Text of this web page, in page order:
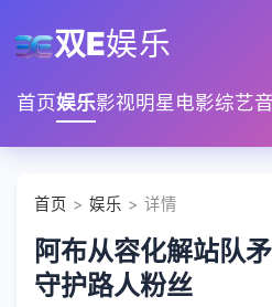
双E娱乐
首页娱乐影视明星电影综艺
首页 > 娱乐 > 详情
阿布从容化解站队
守护路人粉丝